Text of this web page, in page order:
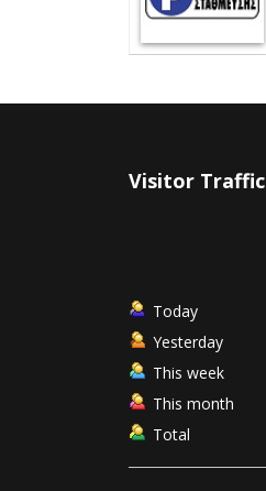
Visitor Traffic
Today
Yesterday
This week
This month
Total